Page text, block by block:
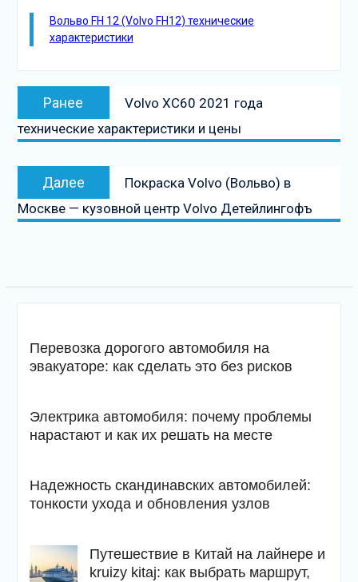
Вольво FH 12 (Volvo FH12) технические
характеристики
Навигация
записям
Ранее
Предыдущая
запись:
Volvo XC60 2021 года
технические характеристики и цены
Далее
Следующая
запись
Покраска Volvo (Вольво) в
Москве — кузовной центр Volvo Детейлингофъ
Перевозка дорогого автомобиля на
эвакуаторе: как сделать это без рисков
Электрика автомобиля: почему проблемы
нарастают и как их решать на месте
Надежность скандинавских автомобилей:
тонкости ухода и обновления узлов
Путешествие в Китай на лайнере и
kruizy kitaj: как выбрать маршрут,